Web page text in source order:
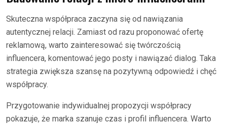
Skuteczna współpraca zaczyna się od nawiązania
autentycznej relacji. Zamiast od razu proponować ofertę
reklamową, warto zainteresować się twórczością
influencera, komentować jego posty i nawiązać dialog. Taka
strategia zwiększa szansę na pozytywną odpowiedź i chęć
współpracy.
Przygotowanie indywidualnej propozycji współpracy
pokazuje, że marka szanuje czas i profil influencera. Warto